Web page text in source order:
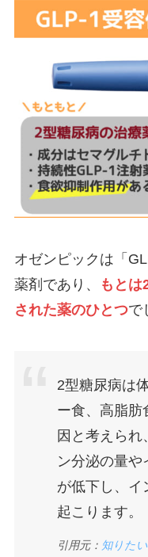
オゼンピックは「
薬剤であり、
もとは
された薬のひとつで
2型糖尿病は
ー食、高脂肪
因と考えられ
ン分泌の量や
が低下し、イ
起こります。
引用元： 知りた